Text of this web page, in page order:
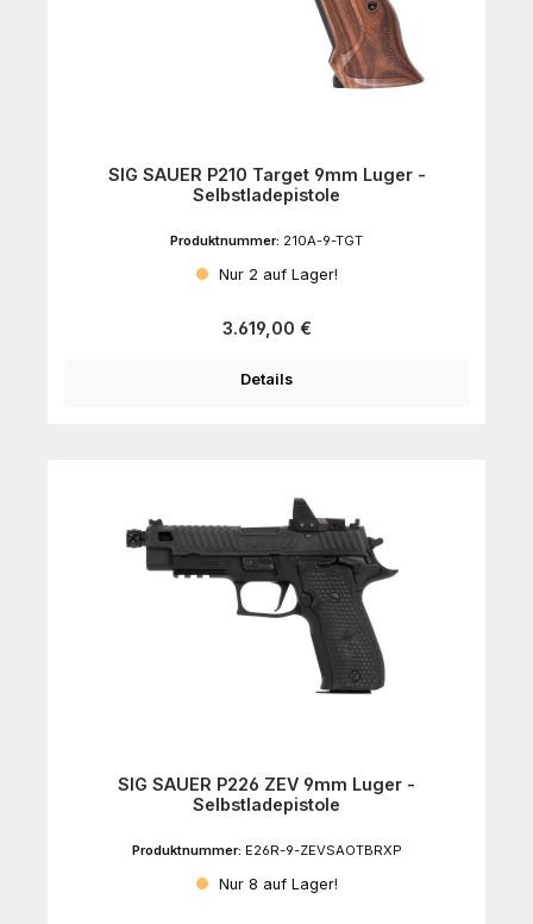
SIG SAUER P210 Target 9mm Luger -
Selbstladepistole
Produktnummer: 210A-9-TGT
Nur 2 auf Lager!
Regulärer Preis:
3.619,00 €
Details
SIG SAUER P226 ZEV 9mm Luger -
Selbstladepistole
Produktnummer: E26R-9-ZEVSAOTBRXP
Nur 8 auf Lager!